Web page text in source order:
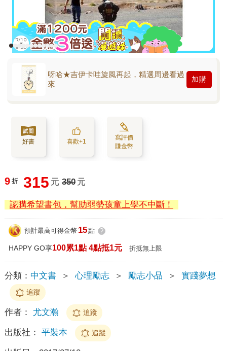
呀哈★吉伊卡哇旋風再起，精選周邊看過
來
加購
好書 喜歡+1
寫評價
賺金幣
9 折 315 元 350 元
認購希望書包，幫助弱勢孩童上學不中斷！
預計最高可得金幣 15點 ?
HAPPY GO享100累1點 4點抵1元 折抵無上限
分類： 中文書 ＞ 心理勵志 ＞ 勵志小品 ＞ 實踐夢想
追蹤
作者： 尤文瀚 追蹤
出版社： 平裝本 追蹤